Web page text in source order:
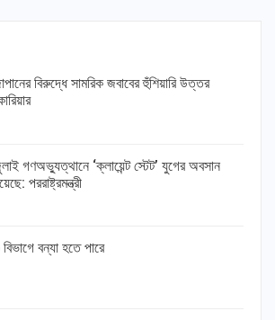
বিরুদ্ধে সামরিক জবাবের হুঁশিয়ারি উত্তর
গণঅভ্যুত্থানে ‘ক্লায়েন্ট স্টেট’ যুগের অবসান
পররাষ্ট্রমন্ত্রী
বন্যা হতে পারে